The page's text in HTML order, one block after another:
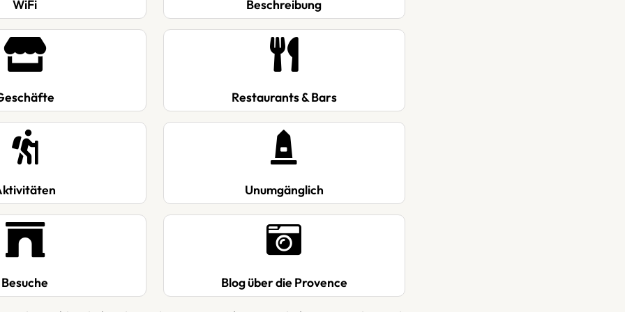
WiFi Beschreibung
Restaurants & Bars
Unumgänglich
Besuche Blog über die Provence